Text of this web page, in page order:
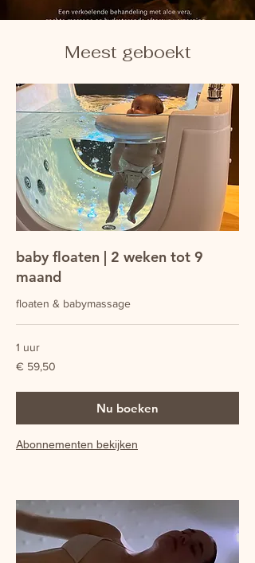
Meest geboekt
baby floaten | 2 weken tot 9
maand
floaten & babymassage
1 uur
59,50
euro
€ 59,50
Nu boeken
Abonnementen bekijken